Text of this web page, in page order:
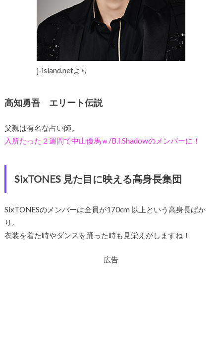
j-island.netより
高知勇吾 エリート伝説
父親は有名な占い師。
入所たった２週間で中山優馬ｗ/B.I.Shadowのメンバーに！
SixTONES 見た目に映える高身長集団
SixTONESのメンバーは全員が170cm 以上という高身長ばか
り。
衣装を着た時やダンスを踊った時も見栄えがしますね！
広告